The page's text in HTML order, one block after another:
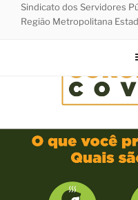
Sindicato dos Servidores
Região Metropolitana